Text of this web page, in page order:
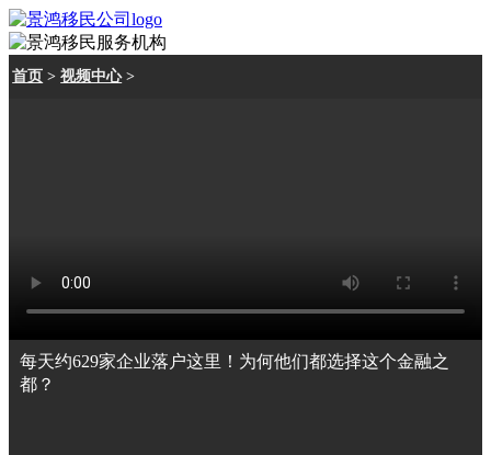
首页 >视频中心>
每天约629家企业落户这里！为何他们都选择这个金融之
都？